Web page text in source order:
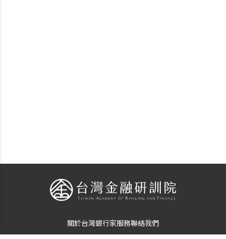
關於台灣銀行家服務聯絡我們